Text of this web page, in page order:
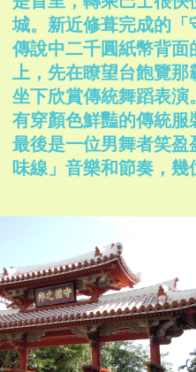
城。新近修葺完成的
傳說中二千圓紙幣背
上，先在瞭望台飽覽
坐下欣賞傳統舞蹈表
有穿顏色鮮豔的傳統
最後是一位男舞者笑
味線」音樂和節奏，